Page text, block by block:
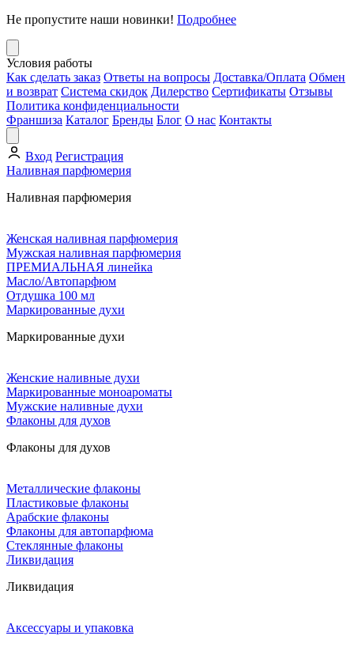
Не пропустите наши новинки! Подробнее
Условия работы
Как сделать заказ Ответы на вопросы Доставка/Оплата Обмен
и возврат Система скидок Дилерство Сертификаты Отзывы
Политика конфиденциальности
Франшиза Каталог Бренды Блог О нас Контакты
Вход Регистрация
Наливная парфюмерия
Наливная парфюмерия
Женская наливная парфюмерия
Мужская наливная парфюмерия
ПРЕМИАЛЬНАЯ линейка
Масло/Автопарфюм
Отдушка 100 мл
Маркированные духи
Маркированные духи
Женские наливные духи
Маркированные моноароматы
Мужские наливные духи
Флаконы для духов
Флаконы для духов
Металлические флаконы
Пластиковые флаконы
Арабские флаконы
Флаконы для автопарфюма
Стеклянные флаконы
Ликвидация
Ликвидация
Аксессуары и упаковка